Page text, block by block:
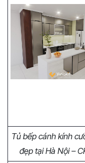
Tủ bếp cánh kính
đẹp tại Hà Nội –